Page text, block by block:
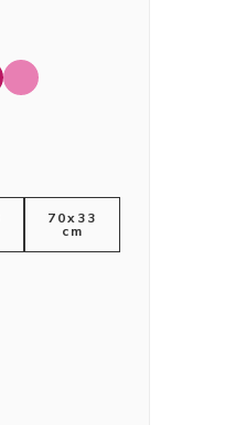
70x33
cm